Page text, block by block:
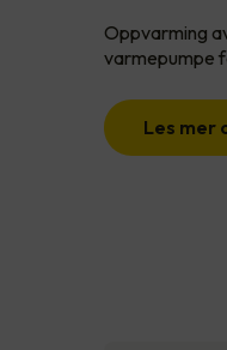
Oppvarming
varmepumpe
Les mer